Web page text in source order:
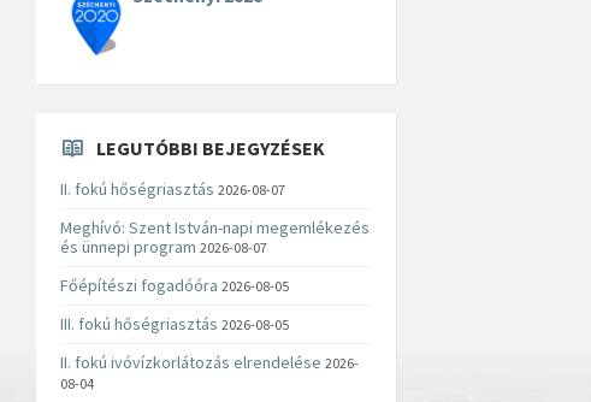
LEGUTÓBBI BEJEGYZÉSEK
II. fokú hőségriasztás 2026-08-07
Meghívó: Szent István-napi megemlékezés
és ünnepi program 2026-08-07
Főépítészi fogadóóra 2026-08-05
III. fokú hőségriasztás 2026-08-05
II. fokú ivóvízkorlátozás elrendelése 2026-
08-04